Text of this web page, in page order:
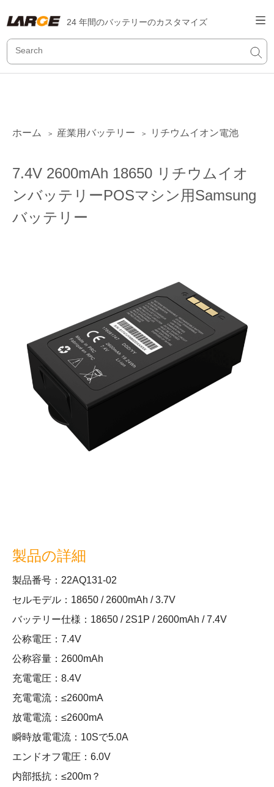
24 年間のバッテリーのカスタマイズ
ホーム > 産業用バッテリー > リチウムイオン電池
7.4V 2600mAh 18650 リチウムイオ
ンバッテリーPOSマシン用Samsung
バッテリー
製品の詳細
製品番号：22AQ131-02
セルモデル：18650 / 2600mAh / 3.7V
バッテリー仕様：18650 / 2S1P / 2600mAh / 7.4V
公称電圧：7.4V
公称容量：2600mAh
充電電圧：8.4V
充電電流：≤2600mA
放電電流：≤2600mA
瞬時放電電流：10Sで5.0A
エンドオフ電圧：6.0V
内部抵抗：≤200m？